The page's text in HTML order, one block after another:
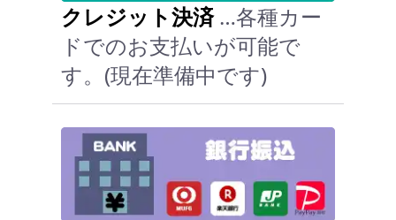
クレジット決済…各種カー
ドでのお支払いが可能で
す。(現在準備中です)